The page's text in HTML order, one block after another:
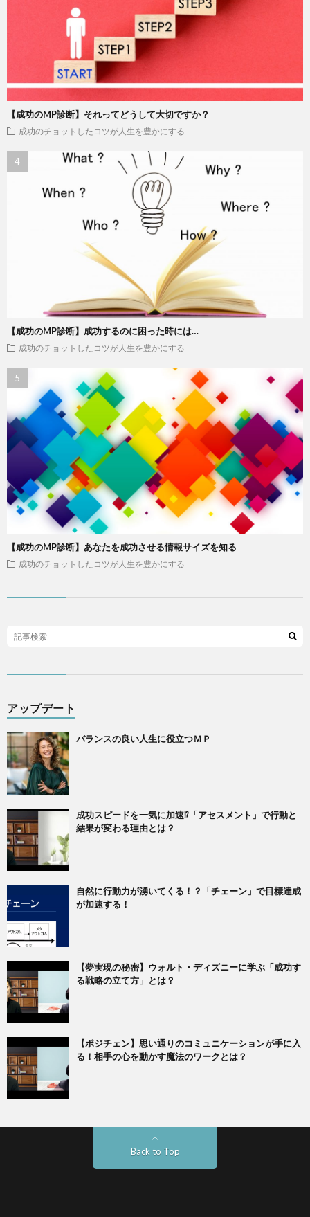
【成功のMP診断】それってどうして大切ですか？
成功のチョットしたコツが人生を豊かにする
【成功のMP診断】成功するのに困った時には…
成功のチョットしたコツが人生を豊かにする
【成功のMP診断】あなたを成功させる情報サイズを知る
成功のチョットしたコツが人生を豊かにする
アップデート
バランスの良い人生に役立つＭＰ
成功スピードを一気に加速⁉「アセスメント」で行動と
結果が変わる理由とは？
自然に行動力が湧いてくる！？「チェーン」で目標達成
が加速する！
【夢実現の秘密】ウォルト・ディズニーに学ぶ「成功す
る戦略の立て方」とは？
【ポジチェン】思い通りのコミュニケーションが手に入
る！相手の心を動かす魔法のワークとは？
Back to Top